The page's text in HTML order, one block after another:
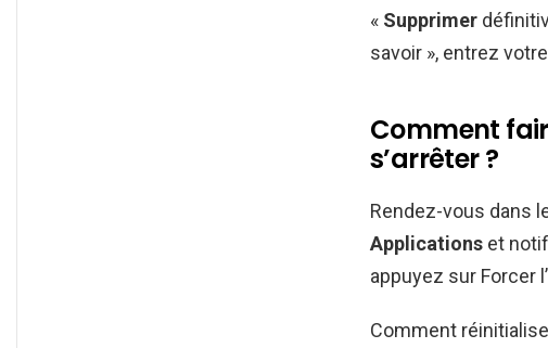
« Supprimer
savoir », entrez
Comment
s’arrêter ?
Rendez-vous dans
Applications et
appuyez sur Forcer
Comment